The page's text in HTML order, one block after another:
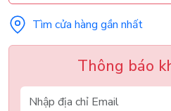
Tìm cửa hàng gần nhất
Thông báo